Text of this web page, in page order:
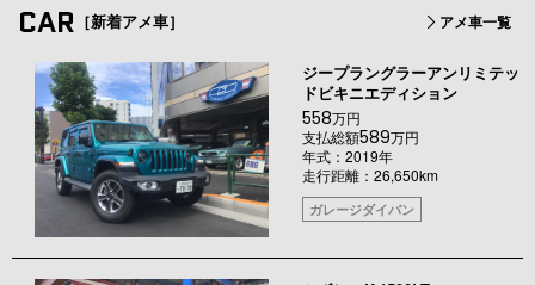
CAR ［新着アメ車］ アメ車一覧
ジープラングラーアンリミテッ
ドビキニエディション
558万円
支払総額589万円
年式：2019年
走行距離：26,650km
ガレージダイバン